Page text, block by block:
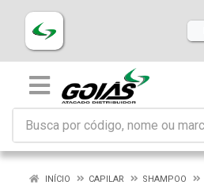
INÍCIO CAPILAR
SHAMPOO